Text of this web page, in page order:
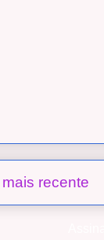
recente